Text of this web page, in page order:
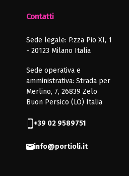
Contatti
Sede legale: P.zza Pio XI, 1
- 20123 Milano Italia
Sede operativa e
amministrativa: Strada per
Merlino, 7, 26839 Zelo
Buon Persico (LO) Italia
+39 02 9589751
info@portioli.it